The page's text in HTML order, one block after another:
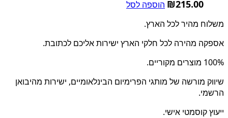
₪215.00
הוספה לסל
משלוח מהיר לכל הארץ.
אספקה מהירה לכל חלקי הארץ ישירות אליכם לכתובת.
100% מוצרים מקוריים.
שיווק מורשה של מותגי הפרימיום הבינלאומיים, ישירות מהיבואן
הרשמי.
ייעוץ קוסמטי אישי.